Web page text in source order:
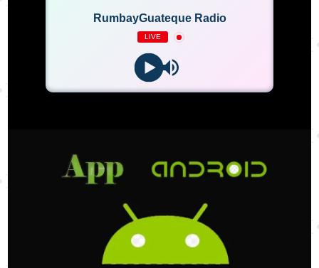
RumbayGuateque Radio
LIVE